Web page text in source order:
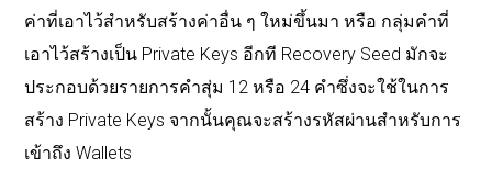
ค่าที่เอาไว้สำหรับสร้างค่าอื่น ๆ ใหม่ขึ้นมา หรือ กลุ่มคำที่
เอาไว้สร้างเป็น Private Keys อีกที Recovery Seed มักจะ
ประกอบด้วยรายการคำสุ่ม 12 หรือ 24 คำซึ่งจะใช้ในการ
สร้าง Private Keys จากนั้นคุณจะสร้างรหัสผ่านสำหรับการ
เข้าถึง Wallets